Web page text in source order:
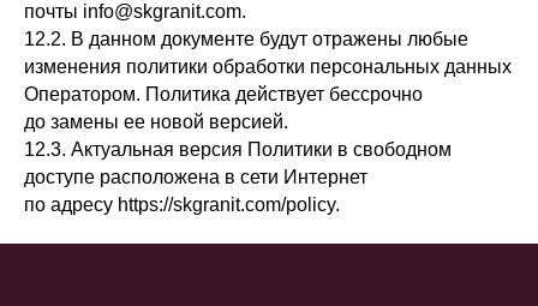
почты info@skgranit.com.
12.2. В данном документе будут отражены любые
изменения политики обработки персональных данных
Оператором. Политика действует бессрочно
до замены ее новой версией.
12.3. Актуальная версия Политики в свободном
доступе расположена в сети Интернет
по адресу https://skgranit.com/policy.